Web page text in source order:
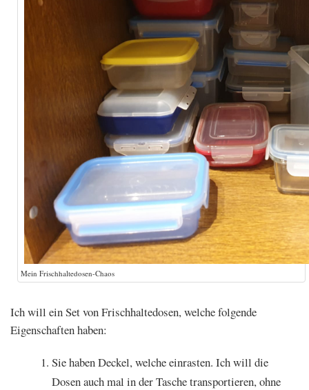
Mein Frischhaltedosen-Chaos
Ich will ein Set von Frischhaltedosen, welche folgende
Eigenschaften haben:
Sie haben Deckel, welche einrasten. Ich will die
Dosen auch mal in der Tasche transportieren, ohne